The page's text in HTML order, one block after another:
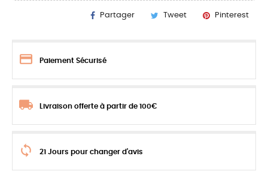
Partager Tweet Pinterest
Paiement Sécurisé
Livraison offerte à partir de 100€
21 Jours pour changer d'avis